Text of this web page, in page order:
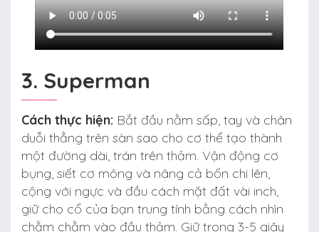
3. Superman
Cách thực hiện: Bắt đầu nằm sấp, tay và chân
duỗi thẳng trên sàn sao cho cơ thể tạo thành
một đường dài, trán trên thảm. Vận động cơ
bụng, siết cơ mông và nâng cả bốn chi lên,
cộng với ngực và đầu cách mặt đất vài inch,
giữ cho cổ của bạn trung tính bằng cách nhìn
chằm chằm vào đầu thảm. Giữ trong 3-5 giây